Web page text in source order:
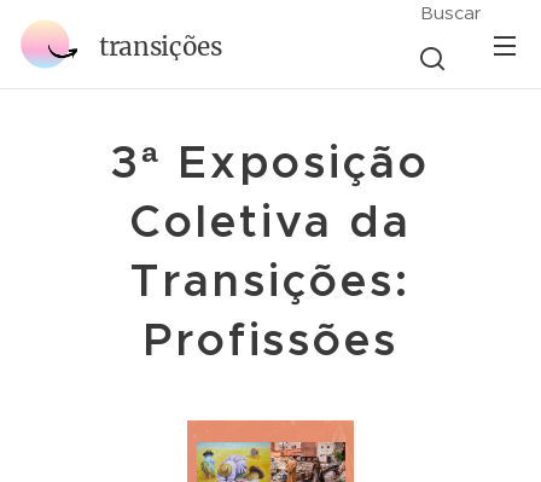
transições
Buscar
3ª Exposição
Coletiva da
Transições:
Profissões